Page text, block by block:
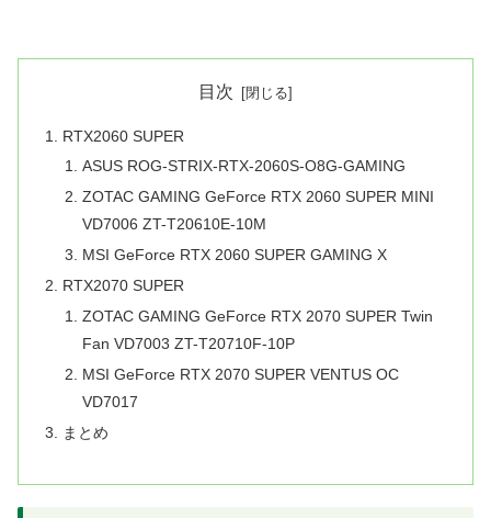
目次
RTX2060 SUPER
ASUS ROG-STRIX-RTX-2060S-O8G-GAMING
ZOTAC GAMING GeForce RTX 2060 SUPER MINI
VD7006 ZT-T20610E-10M
MSI GeForce RTX 2060 SUPER GAMING X
RTX2070 SUPER
ZOTAC GAMING GeForce RTX 2070 SUPER Twin
Fan VD7003 ZT-T20710F-10P
MSI GeForce RTX 2070 SUPER VENTUS OC
VD7017
まとめ